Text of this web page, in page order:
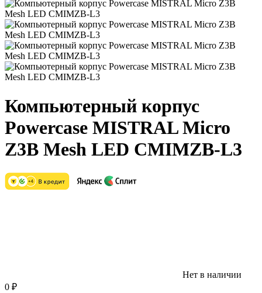
Компьютерный корпус
Powercase MISTRAL Micro
Z3B Mesh LED CMIMZB-L3
Нет в наличии
0 ₽